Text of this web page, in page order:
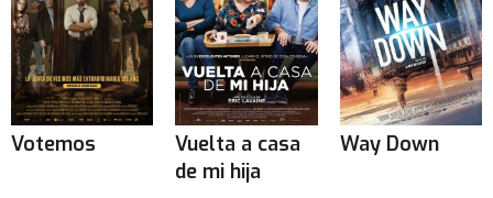
Votemos
Vuelta a casa
de mi hija
Way Down